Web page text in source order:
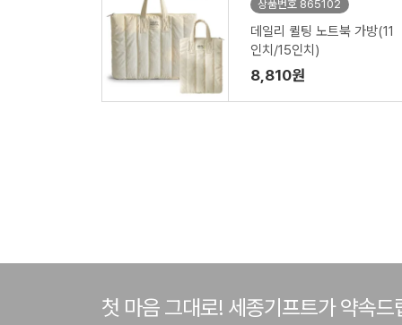
상품번호 865102
데일리 퀼팅 노트북 가방(11
인치/15인치)
8,810원
첫 마음 그대로! 세종기프트가 약속드